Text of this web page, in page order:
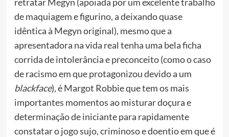
de maquiagem e figurino, a deixando quase
idêntica à Megyn original), mesmo que a
apresentadora na vida real tenha uma bela ficha
corrida de intolerância e preconceito(como o caso
de racismo em que protagonizou devido a um
blackface), é Margot Robbie que tem os mais
importantes momentos ao misturar doçura e
determinação de iniciante para rapidamente
constatar o jogo sujo, criminoso e doentio em que é